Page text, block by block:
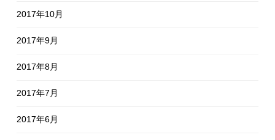
2017年10月
2017年9月
2017年8月
2017年7月
2017年6月